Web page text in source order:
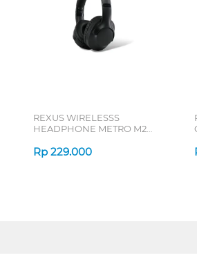
REXUS WIRELESSS
HEADPHONE METRO M2
Rp 229.000